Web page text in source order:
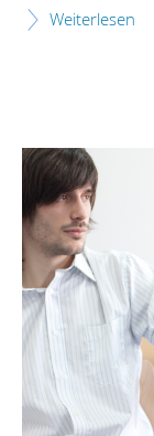
Weiterlesen